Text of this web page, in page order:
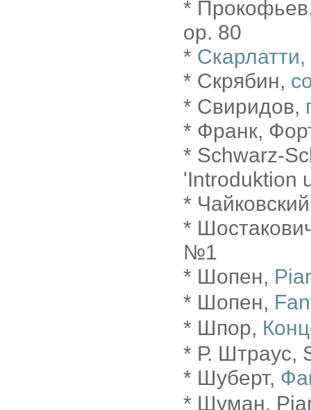
*
op. 80
*
* Скрябин,
* Свиридов,
* Франк,
* Schwarz-
'Introduktion
*
*
№1
* Шопен,
* Шопен,
* Шпор,
* Р. Штраус,
* Шуберт,
* Шуман,